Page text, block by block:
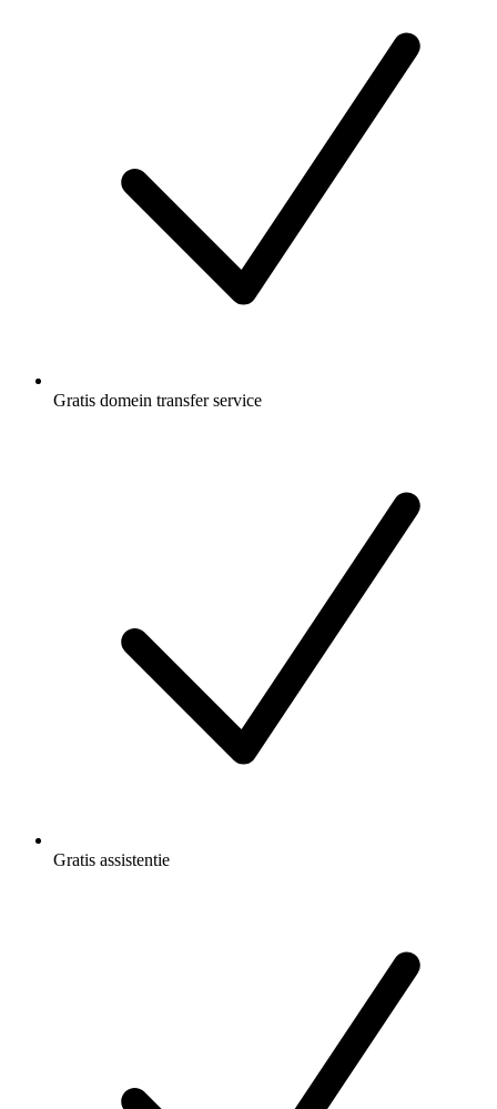
Gratis domein transfer service
Gratis assistentie